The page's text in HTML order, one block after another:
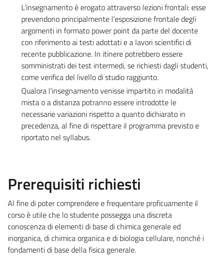
L’insegnamento è erogato attraverso lezioni frontali: esse
prevendono principalmente l’esposizione frontale degli
argomenti in formato power point da parte del docente
con riferimento ai testi adottati e a lavori scientifici di
recente pubblicazione. In itinere potrebbero essere
somministrati dei test intermedi, se richiesti dagli studenti,
come verifica del livello di studio raggiunto.
Qualora l'insegnamento venisse impartito in modalità
mista o a distanza potranno essere introdotte le
necessarie variazioni rispetto a quanto dichiarato in
precedenza, al fine di rispettare il programma previsto e
riportato nel syllabus.
Prerequisiti richiesti
Al fine di poter comprendere e frequentare proficuamente il
corso è utile che lo studente possegga una discreta
conoscenza di elementi di base di chimica generale ed
inorganica, di chimica organica e di biologia cellulare, nonché i
fondamenti di base della fisica generale.